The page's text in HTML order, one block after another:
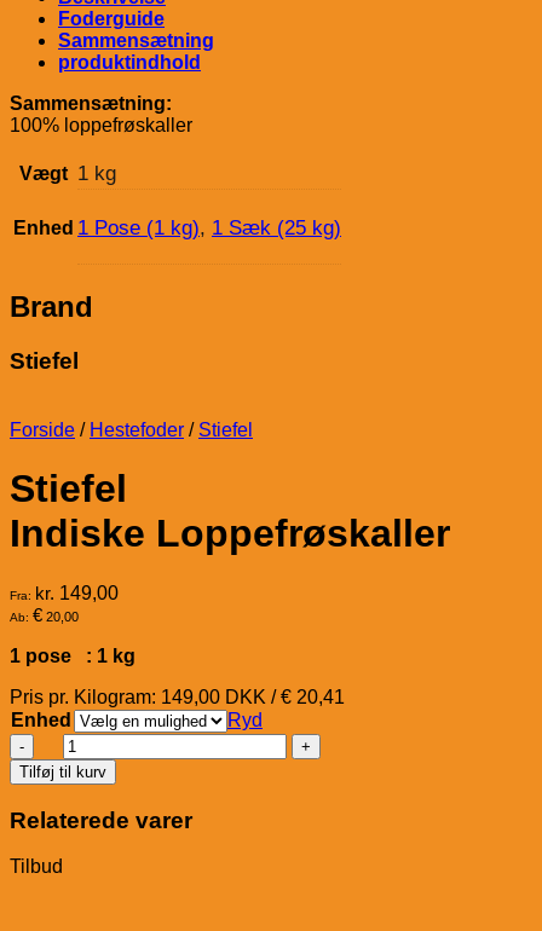
Foderguide
Sammensætning
produktindhold
Sammensætning:
100% loppefrøskaller
Vægt 1 kg
Enhed 1 Pose (1 kg), 1 Sæk (25 kg)
Brand
Stiefel
Forside / Hestefoder / Stiefel
Stiefel
Indiske Loppefrøskaller
Fra: kr. 149,00
Ab: € 20,00
1 pose : 1 kg
Pris pr. Kilogram: 149,00 DKK / € 20,41
Enhed
Ryd
Stiefel
Indiske
Loppefrøskaller
antal
Tilføj til kurv
Relaterede varer
Tilbud